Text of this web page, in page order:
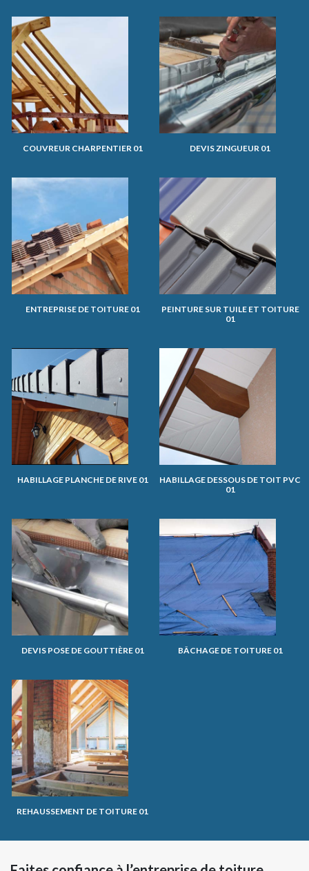
COUVREUR CHARPENTIER 01 DEVIS ZINGUEUR 01
ENTREPRISE DE TOITURE 01
PEINTURE SUR TUILE ET TOITURE
01
HABILLAGE PLANCHE DE RIVE 01
HABILLAGE DESSOUS DE TOIT PVC
01
DEVIS POSE DE GOUTTIÈRE 01 BÂCHAGE DE TOITURE 01
REHAUSSEMENT DE TOITURE 01